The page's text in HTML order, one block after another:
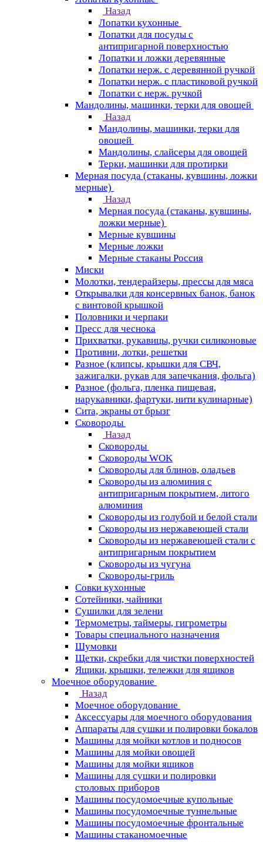
Назад
Лопатки кухонные
Лопатки для посуды с
антипригарной поверхностью
Лопатки и ложки деревянные
Лопатки нерж. с деревянной ручкой
Лопатки нерж. с пластиковой ручкой
Лопатки с нерж. ручкой
Мандолины, машинки, терки для овощей
Назад
Мандолины, машинки, терки для
овощей
Мандолины, слайсеры для овощей
Терки, машинки для протирки
Мерная посуда (стаканы, кувшины, ложки
мерные)
Назад
Мерная посуда (стаканы, кувшины,
ложки мерные)
Мерные кувшины
Мерные ложки
Мерные стаканы Россия
Миски
Молотки, тендерайзеры, прессы для мяса
Открывалки для консервных банок, банок
с винтовой крышкой
Половники и черпаки
Пресс для чеснока
Прихватки, рукавицы, ручки силиконовые
Противни, лотки, решетки
Разное (клипсы, крышки для СВЧ,
зажигалки, рукав для запечкания, фольга)
Разное (фольга, пленка пищевая,
нарукавники, фартуки, нити кулинарные)
Сита, экраны от брызг
Сковороды
Назад
Сковороды
Сковороды WOK
Сковороды для блинов, оладьев
Сковороды из алюминия с
антипригарным покрытием, литого
алюминия
Сковороды из голубой и белой стали
Сковороды из нержавеющей стали
Сковороды из нержавеющей стали с
антипригарным покрытием
Сковороды из чугуна
Сковороды-гриль
Совки кухонные
Сотейники, чайники
Сушилки для зелени
Термометры, таймеры, гигрометры
Товары специального назначения
Шумовки
Щетки, скребки для чистки поверхностей
Ящики, крышки, тележки для ящиков
Моечное оборудование
Назад
Моечное оборудование
Аксессуары для моечного оборудования
Аппараты для сушки и полировки бокалов
Машины для мойки котлов и подносов
Машины для мойки овощей
Машины для мойки ящиков
Машины для сушки и полировки
столовых приборов
Машины посудомоечные купольные
Машины посудомоечные туннельные
Машины посудомоечные фронтальные
Машины стаканомоечные